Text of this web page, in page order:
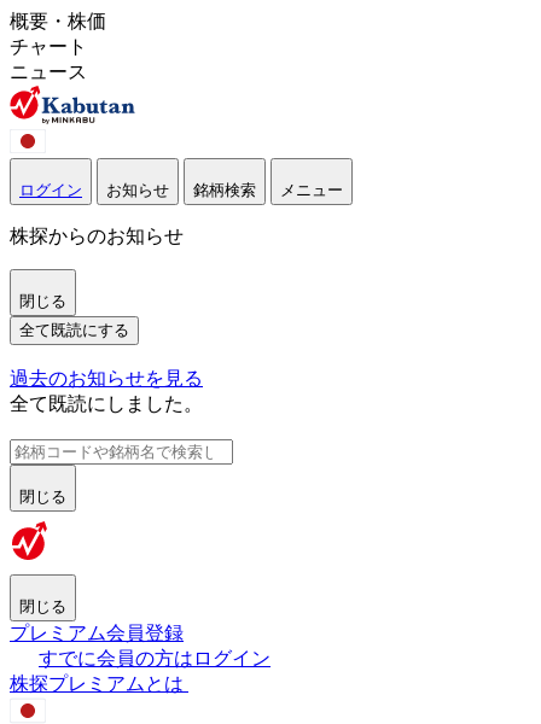
概要・株価
チャート
ニュース
ログイン お知らせ 銘柄検索 メニュー
株探からのお知らせ
閉じる
全て既読にする
過去のお知らせを見る
全て既読にしました。
閉じる
閉じる
プレミアム会員登録
すでに会員の方はログイン
株探プレミアムとは